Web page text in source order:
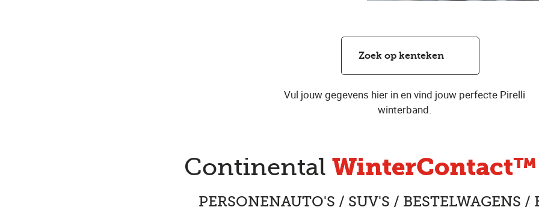
Zoek op kenteken
Vul jouw gegevens hier in en vind jouw perfecte Pirelli
winterband.
Continental WinterContact™
PERSONENAUTO'S / SUV'S / BESTELWAGENS /